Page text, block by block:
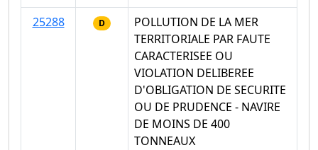
25288
D
POLLUTION DE LA MER
TERRITORIALE PAR FAUTE
CARACTERISEE OU
VIOLATION DELIBEREE
D'OBLIGATION DE SECURITE
OU DE PRUDENCE - NAVIRE
DE MOINS DE 400
TONNEAUX